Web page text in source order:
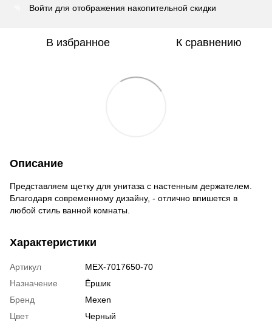
Войти для отображения накопительной скидки
В избранное К сравнению
Описание
Представляем щетку для унитаза с настенным держателем.
Благодаря современному дизайну, - отлично впишется в
любой стиль ванной комнаты.
Характеристики
Артикул
MEX-7017650-70
Назначение
Ёршик
Бренд
Mexen
Цвет
Черный